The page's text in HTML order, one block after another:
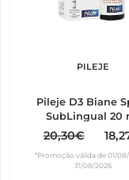
PILEJE
Pileje D3 Biane
SubLingual 20
20,30€
*Promoção válida de 01/
31/08/2026